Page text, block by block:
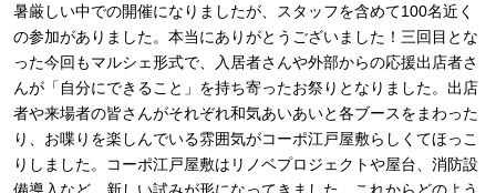
暑厳しい中での開催になりましたが、スタッフを含めて100名近く
の参加がありました。本当にありがとうございました！三回目とな
った今回もマルシェ形式で、入居者さんや外部からの応援出店者さ
んが「自分にできること」を持ち寄ったお祭りとなりました。出店
者や来場者の皆さんがそれぞれ和気あいあいと各ブースをまわった
り、お喋りを楽しんでいる雰囲気がコーポ江戸屋敷らしくてほっこ
りしました。コーポ江戸屋敷はリノベプロジェクトや屋台、消防設
備導入など、新しい試みが形になってきました。これからどのよう